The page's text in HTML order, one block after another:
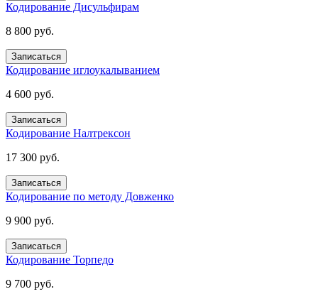
Кодирование Дисульфирам
8 800 руб.
Записаться
Кодирование иглоукалыванием
4 600 руб.
Записаться
Кодирование Налтрексон
17 300 руб.
Записаться
Кодирование по методу Довженко
9 900 руб.
Записаться
Кодирование Торпедо
9 700 руб.